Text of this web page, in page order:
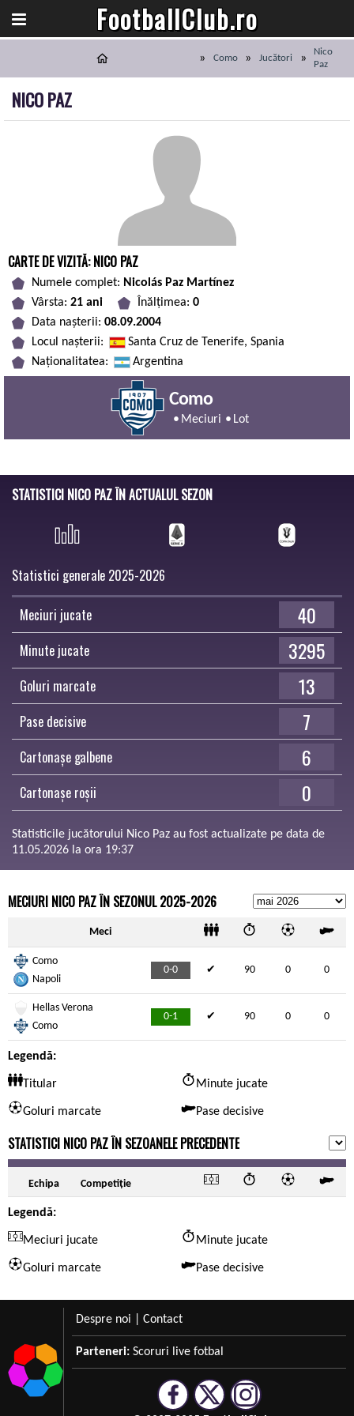
FootballClub.ro
Como Jucători
Nico
Paz
NICO PAZ
CARTE DE VIZITĂ: NICO PAZ
Numele complet: Nicolás Paz Martínez
Vârsta: 21 ani Înălțimea: 0
Data nașterii: 08.09.2004
Locul nașterii:
Santa Cruz de Tenerife, Spania
Naționalitatea:
Argentina
Como
Meciuri Lot
STATISTICI NICO PAZ ÎN ACTUALUL SEZON
Statistici generale 2025-2026
Meciuri jucate 40
Minute jucate 3295
Goluri marcate 13
Pase decisive 7
Cartonașe galbene 6
Cartonașe roșii 0
Statisticile jucătorului Nico Paz au fost actualizate pe data de
11.05.2026 la ora 19:37
MECIURI NICO PAZ ÎN SEZONUL 2025-2026
Meci
Como
0-0
Napoli
✔ 90 0 0
Hellas Verona
0-1
Como
✔ 90 0 0
Legendă:
Titular Minute jucate
Goluri marcate Pase decisive
STATISTICI NICO PAZ ÎN SEZOANELE PRECEDENTE
Echipa Competiție
Legendă:
Meciuri jucate Minute jucate
Goluri marcate Pase decisive
Despre noi Contact
Parteneri: Scoruri live fotbal